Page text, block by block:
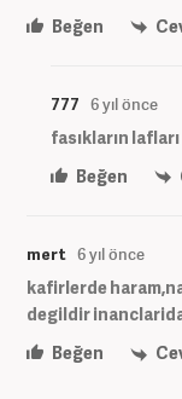
Beğen
777 6 yıl önce
fasıkların lafları
Beğen
mert 6 yıl önce
kafirlerde
degildir
Beğen